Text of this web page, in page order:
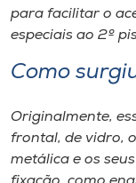
para facilitar o
especiais ao 2º
Como
Originalmente,
frontal, de vidro,
metálica e os